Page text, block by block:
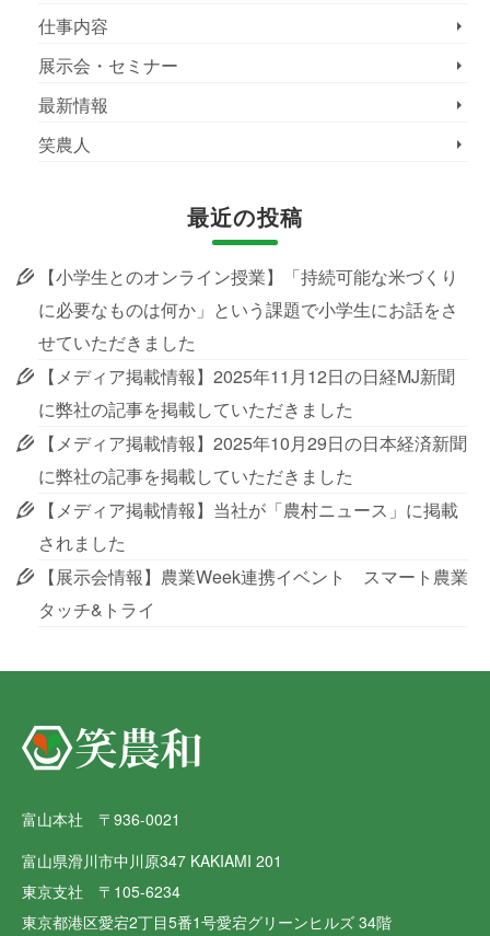
仕事内容
展示会・セミナー
最新情報
笑農人
最近の投稿
【小学生とのオンライン授業】「持続可能な米づくり
に必要なものは何か」という課題で小学生にお話をさ
せていただきました
【メディア掲載情報】2025年11月12日の日経MJ新聞
に弊社の記事を掲載していただきました
【メディア掲載情報】2025年10月29日の日本経済新聞
に弊社の記事を掲載していただきました
【メディア掲載情報】当社が「農村ニュース」に掲載
されました
【展示会情報】農業Week連携イベント スマート農業
タッチ&トライ
富山本社 〒936-0021
富山県滑川市中川原347 KAKIAMI 201
東京支社 〒105-6234
東京都港区愛宕2丁目5番1号愛宕グリーンヒルズ 34階